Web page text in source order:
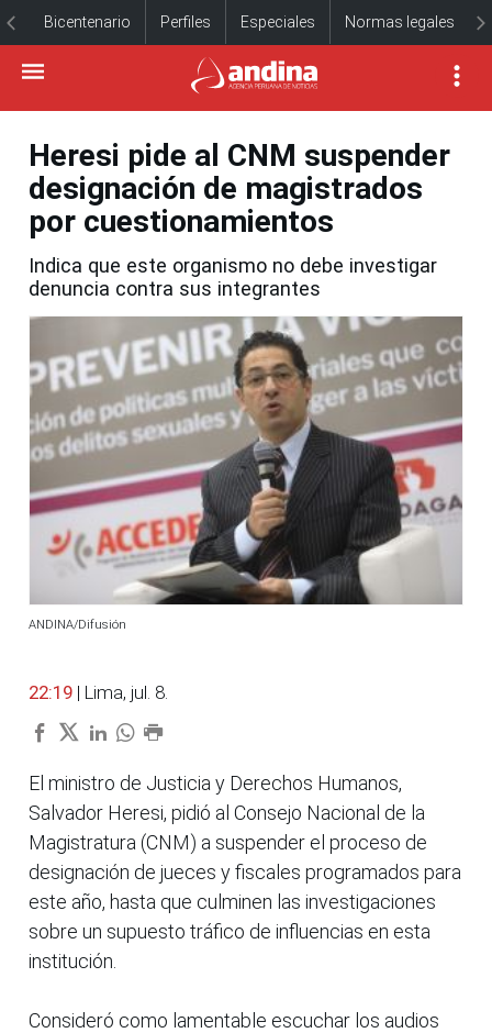
Bicentenario Perfiles Especiales Normas legales
Heresi pide al CNM suspender
designación de magistrados
por cuestionamientos
Indica que este organismo no debe investigar
denuncia contra sus integrantes
ANDINA/Difusión
22:19 | Lima, jul. 8.
El ministro de Justicia y Derechos Humanos,
Salvador Heresi, pidió al Consejo Nacional de la
Magistratura (CNM) a suspender el proceso de
designación de jueces y fiscales programados para
este año, hasta que culminen las investigaciones
sobre un supuesto tráfico de influencias en esta
institución.
Consideró como lamentable escuchar los audios